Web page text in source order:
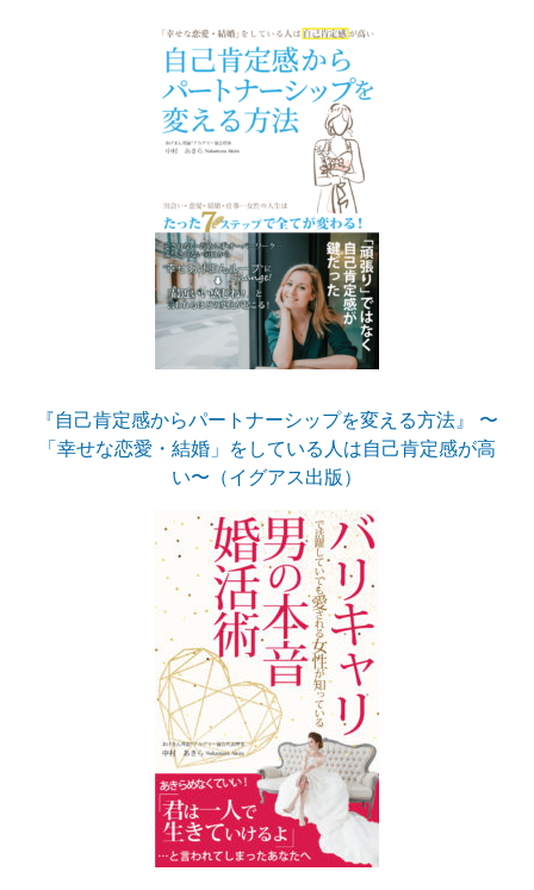
『自己肯定感からパートナーシップを変える方法』 〜
「幸せな恋愛・結婚」をしている人は自己肯定感が高
い〜（イグアス出版）